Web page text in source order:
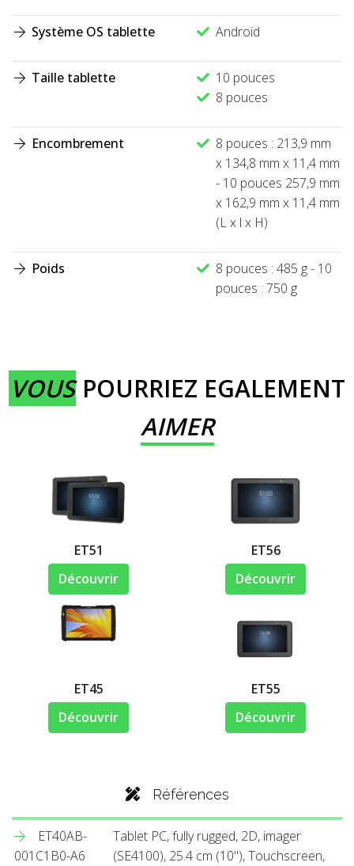
Système OS tablette Android
Taille tablette
10 pouces
8 pouces
Encombrement
8 pouces : 213,9 mm
x 134,8 mm x 11,4 mm
- 10 pouces 257,9 mm
x 162,9 mm x 11,4 mm
(L x l x H)
Poids
8 pouces : 485 g - 10
pouces : 750 g
VOUSPOURRIEZ EGALEMENT
AIMER
ET51
Découvrir
ET56
Découvrir
ET45
Découvrir
ET55
Découvrir
Références
ET40AB-
001C1B0-A6
Tablet PC, fully rugged, 2D, imager
(SE4100), 25.4 cm (10''), Touchscreen,